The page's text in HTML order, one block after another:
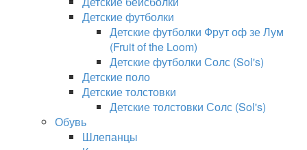
Детские футболки
Детские футболки Фрут оф зе Лум
(Fruit of the Loom)
Детские футболки Солс (Sol's)
Детские поло
Детские толстовки
Детские толстовки Солс (Sol's)
Обувь
Шлепанцы